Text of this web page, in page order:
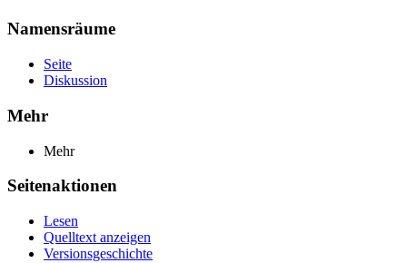
Namensräume
Seite
Diskussion
Mehr
Mehr
Seitenaktionen
Lesen
Quelltext anzeigen
Versionsgeschichte